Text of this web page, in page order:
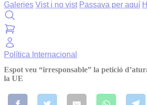
Galeries Vist i no vist Passava per aquí
Política Internacional
Espot veu “irresponsable” la petició
la UE